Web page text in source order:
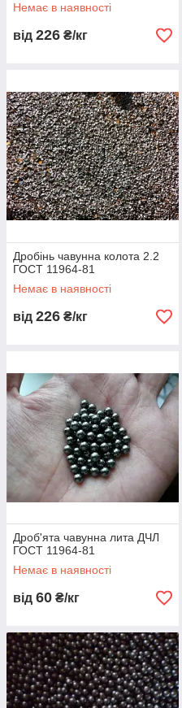
Немає в наявності
від 226 ₴/кг
Дробінь чавунна колота 2.2
ГОСТ 11964-81
Немає в наявності
від 226 ₴/кг
Дроб'ята чавунна лита ДЧЛ
ГОСТ 11964-81
Немає в наявності
від 60 ₴/кг